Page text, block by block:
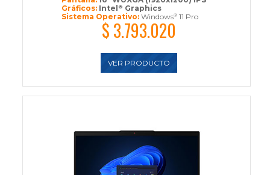
$ 3.793.020
VER PRODUCTO
Gráficos: Intel ® Graphics
Sistema Operativo: Windows®11 Pro